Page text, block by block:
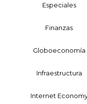
Especiales
Finanzas
Globoeconomía
Infraestructura
Internet